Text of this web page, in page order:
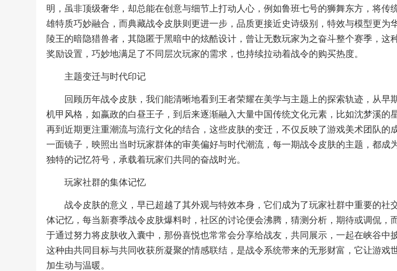
明，虽非顶级奢华，却总能在创意与细节上打动人心，例如鲁班七号的狮舞东方，将传
雄特质巧妙融合，而典藏战令皮肤则更进一步，品质更接近史诗级别，特效与模型更为
陵王的暗隐猎兽者，其隐匿于黑暗中的炫酷设计，曾让无数玩家为之奋斗整个赛季，这
奖励设置，巧妙地满足了不同层次玩家的需求，也持续拉动着战令的购买热度。
主题变迁与时代印记
回顾历年战令皮肤，我们能清晰地看到王者荣耀在美学与主题上的探索轨迹，从早
机甲风格，如嬴政的白昼王子，到后来逐渐融入大量中国传统文化元素，比如沈梦溪的
再到近期更注重潮流与流行文化的结合，这些皮肤的变迁，不仅反映了游戏美术团队的
一面镜子，映照出当时玩家群体的审美偏好与时代潮流，每一期战令皮肤的主题，都成
独特的记忆符号，承载着玩家们共同的奋战时光。
玩家社群的集体记忆
战令皮肤的意义，早已超越了其外观与特效本身，它们成为了玩家社群中重要的社
体记忆，每当新赛季战令皮肤爆料时，社区的讨论便会沸腾，猜测分析，期待或调侃，
于通过努力将皮肤收入囊中，那份喜悦也常常会分享给战友，共同展示，一起在峡谷中
这种由共同目标与共同收获所凝聚的情感联结，是战令系统带来的无形财富，它让游戏
加生动与温暖。